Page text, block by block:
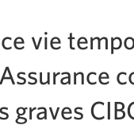
vie
graves